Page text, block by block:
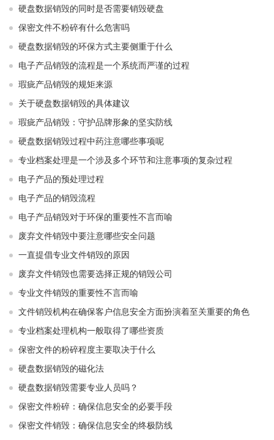
硬盘数据销毁的同时是否需要销毁硬盘
保密文件不粉碎有什么危害吗
硬盘数据销毁的环保方式主要侧重于什么
电子产品销毁的流程是一个系统而严谨的过程
瑕疵产品销毁的规矩来源
关于硬盘数据销毁的具体建议
瑕疵产品销毁：守护品牌形象的坚实防线
硬盘数据销毁过程中药注意哪些事项呢
专业档案处理是一个涉及多个环节和注意事项的复杂过程
电子产品的预处理过程
电子产品的销毁流程
电子产品销毁对于环保的重要性不言而喻
废弃文件销毁中要注意哪些安全问题
一直提倡专业文件销毁的原因
废弃文件销毁也需要选择正规的销毁公司
专业文件销毁的重要性不言而喻
文件销毁机构在确保客户信息安全方面扮演着至关重要的角色
专业档案处理机构一般取得了哪些资质
保密文件的粉碎程度主要取决于什么
硬盘数据销毁的磁化法
硬盘数据销毁需要专业人员吗？
保密文件粉碎：确保信息安全的必要手段
保密文件销毁：确保信息安全的终极防线